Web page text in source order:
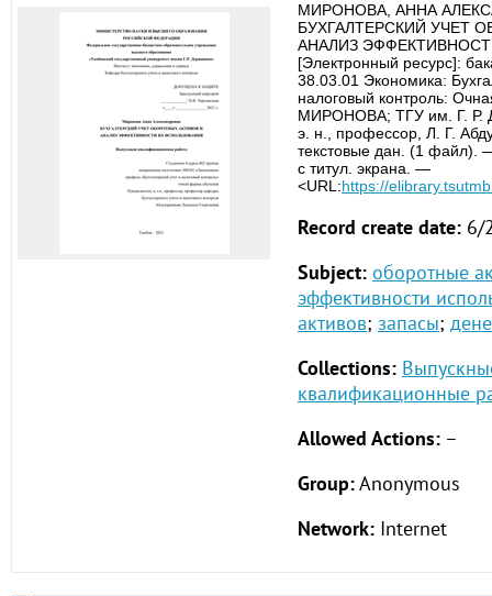
МИРОНОВА, АННА
БУХГАЛТЕРСКИЙ УЧЕТ
АНАЛИЗ
[Электронный ресурс]:
38.03.01 Экономика:
налоговый контроль:
МИРОНОВА; ТГУ им. Г. Р.
э. н., профессор, Л. Г.
текстовые дан. (1 файл).
с титул. экрана. —
<URL:https://
Record create date: 6/
Subject: оборотные
эффективности
активов; запасы;
Collections:
квалификационные
Allowed Actions: –
Group:Anonymous
Network: Internet